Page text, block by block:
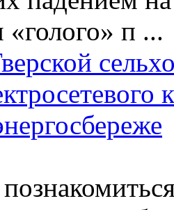
п ...